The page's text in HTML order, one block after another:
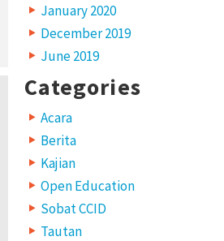
January 2020
December 2019
June 2019
Categories
Acara
Berita
Kajian
Open Education
Sobat CCID
Tautan